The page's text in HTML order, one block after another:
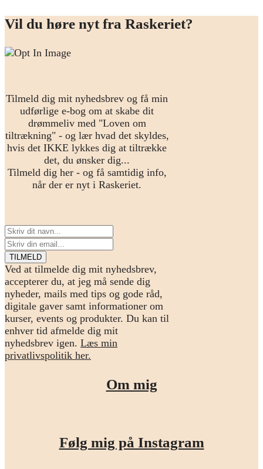
Vil du høre nyt fra Raskeriet?
Tilmeld dig mit nyhedsbrev og få min
udførlige e-bog om at skabe dit
drømmeliv med "Loven om
tiltrækning" - og lær hvad det skyldes,
hvis det IKKE lykkes dig at tiltrække
det, du ønsker dig...
Tilmeld dig her - og få samtidig info,
når der er nyt i Raskeriet.
Ved at tilmelde dig mit nyhedsbrev,
accepterer du, at jeg må sende dig
nyheder, mails med tips og gode råd,
digitale gaver samt informationer om
kurser, events og produkter. Du kan til
enhver tid afmelde dig mit
nyhedsbrev igen. Læs min
privatlivspolitik her.
Om mig
Følg mig på Instagram